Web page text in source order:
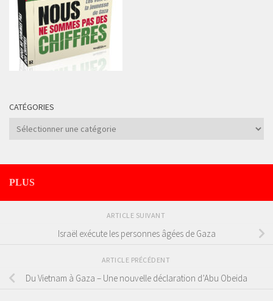
CATÉGORIES
Catégories
PLUS
ARTICLE SUIVANT
Israël exécute les personnes âgées de Gaza
ARTICLE PRÉCÉDENT
Du Vietnam à Gaza – Une nouvelle déclaration d’Abu Obeida